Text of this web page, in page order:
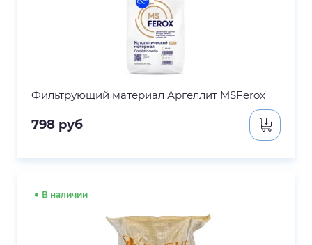
Фильтрующий материал Аргеллит MSFerox
798 руб
В наличии